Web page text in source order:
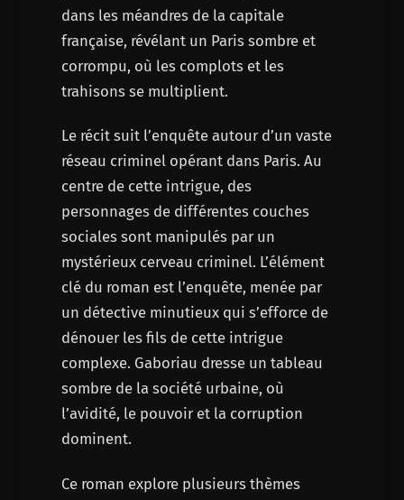
dans les méandres de la capitale
française, révélant un Paris sombre et
corrompu, où les complots et les
trahisons se multiplient.
Le récit suit l’enquête autour d’un vaste
réseau criminel opérant dans Paris. Au
centre de cette intrigue, des
personnages de différentes couches
sociales sont manipulés par un
mystérieux cerveau criminel. L’élément
clé du roman est l’enquête, menée par
un détective minutieux qui s’efforce de
dénouer les fils de cette intrigue
complexe. Gaboriau dresse un tableau
sombre de la société urbaine, où
l’avidité, le pouvoir et la corruption
dominent.
Ce roman explore plusieurs thèmes